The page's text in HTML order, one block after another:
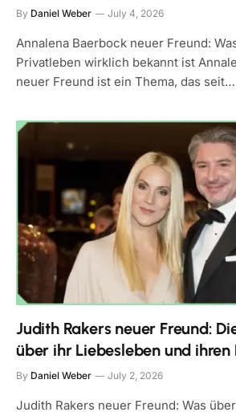
By Daniel Weber July 4, 2026
Annalena Baerbock neuer Freund:
Privatleben wirklich bekannt ist
neuer Freund ist ein Thema, das seit…
Judith Rakers neuer Freund:
über ihr Liebesleben und ihren
By Daniel Weber July 2, 2026
Judith Rakers neuer Freund: Was